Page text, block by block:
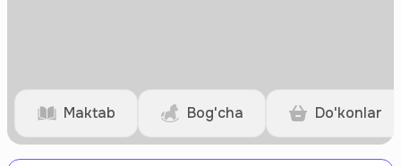
Maktab Bog'cha Do'konlar